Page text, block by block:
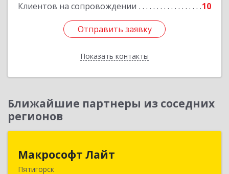
Клиентов на сопровождении 10
Отправить заявку
Показать контакты
Отправить заявку
Назад
Ближайшие партнеры из соседних
регионов
Макрософт Лайт
Пятигорск357501, Ставропольский край, Пятигорск г,